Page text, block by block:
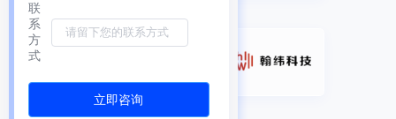
联
系
方
式
立即咨询